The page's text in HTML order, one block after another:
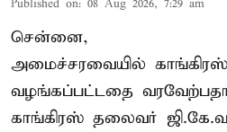
Published on: 08 Aug 2026, 7:29 am
சென்னை,
அமைச்சரவையில்
வழங்கப்பட்டதை
காங்கிரஸ் தலைவர்